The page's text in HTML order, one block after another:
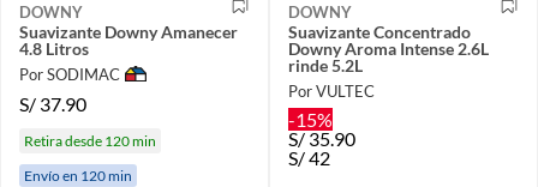
DOWNY
Suavizante Downy Amanecer
4.8 Litros
Por SODIMAC
S/ 37.90
Retira desde 120 min
Envío en 120 min
DOWNY
Suavizante Concentrado
Downy Aroma Intense 2.6L
rinde 5.2L
Por VULTEC
-15%
S/35.90
S/42